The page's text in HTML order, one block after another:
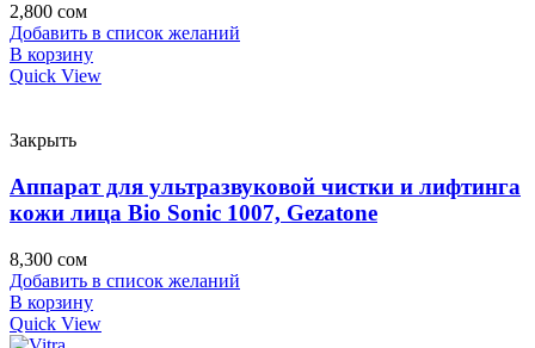
2,800 сом
Добавить в список желаний
В корзину
Quick View
Закрыть
Аппарат для ультразвуковой чистки и лифтинга
кожи лица Bio Sonic 1007, Gezatone
8,300 сом
Добавить в список желаний
В корзину
Quick View